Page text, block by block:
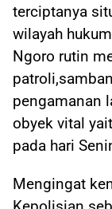
terciptanya
wilayah
Ngoro rutin
pengamanan
obyek vital
pada hari
Mengingat